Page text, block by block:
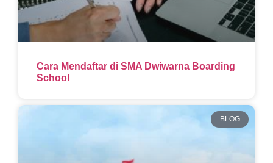
Cara Mendaftar di SMA Dwiwarna Boarding
School
BLOG